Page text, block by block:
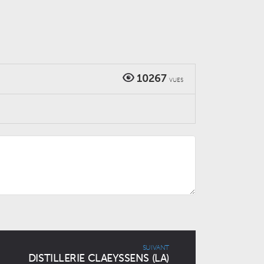
10267 VUES
SUIVANT
DISTILLERIE CLAEYSSENS (LA)